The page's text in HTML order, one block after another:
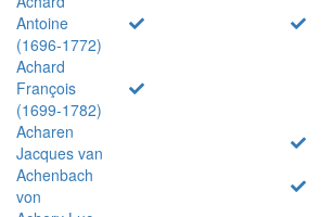
Antoine
(1696-1772)
Achard
François
(1699-1782)
Acharen
Jacques van
Achenbach
von